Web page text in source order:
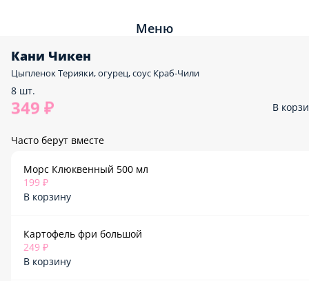
Меню
Кани Чикен
Цыпленок Терияки, огурец, соус Краб-Чили
8 шт.
349 ₽ В
Часто берут вместе
Морс Клюквенный 500 мл
199 ₽
В корзину
Картофель фри большой
249 ₽
В корзину